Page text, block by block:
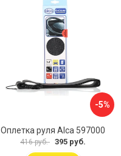
-5%
Оплетка руля Alca 597000
416 руб. 395 руб.